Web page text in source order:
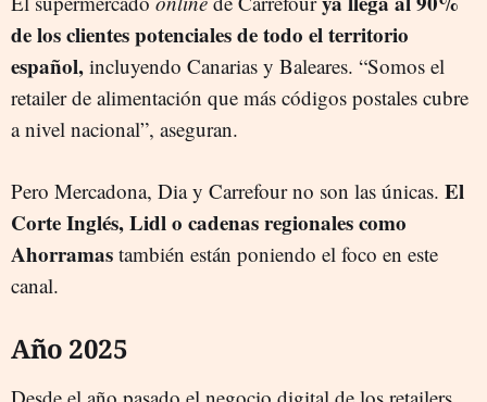
de los clientes potenciales de todo el territorio
español, incluyendo Canarias y Baleares. “Somos el
retailer de alimentación que más códigos postales cubre
a nivel nacional”, aseguran.
Pero Mercadona, Dia y Carrefour no son las únicas. El
Corte Inglés, Lidl o cadenas regionales como
Ahorramas también están poniendo el foco en este
canal.
Año 2025